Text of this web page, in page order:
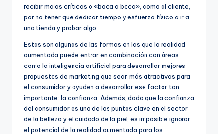
recibir malas críticas o «boca a boca», como al cliente,
por no tener que dedicar tiempo y esfuerzo físico a ir a
una tienda y probar algo.
Estas son algunas de las formas en las que la realidad
aumentada puede entrar en combinación con áreas
como la inteligencia artificial para desarrollar mejores
propuestas de marketing que sean más atractivas para
el consumidor y ayuden a desarrollar ese factor tan
importante: la confianza. Además, dado que la confianza
del consumidor es uno de los puntos clave en el sector
de la belleza y el cuidado de la piel, es imposible ignorar
el potencial de la realidad aumentada para los